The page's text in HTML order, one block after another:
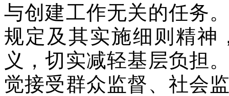
与创建工作无关的任务
规定及其实施细则精神
义，切实减轻基层负担
觉接受群众监督、社会